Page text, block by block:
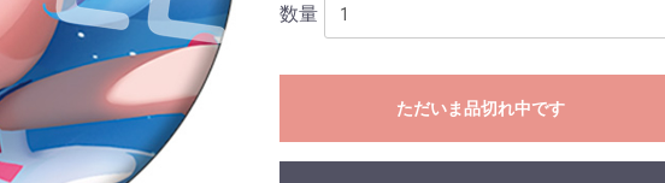
数量
ただいま品切れ中です